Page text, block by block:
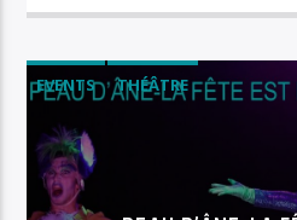
EVENTS THÉÂTRE